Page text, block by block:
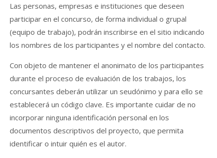
Las personas, empresas e instituciones que deseen
participar en el concurso, de forma individual o grupal
(equipo de trabajo), podrán inscribirse en el sitio indicando
los nombres de los participantes y el nombre del contacto.
Con objeto de mantener el anonimato de los participantes
durante el proceso de evaluación de los trabajos, los
concursantes deberán utilizar un seudónimo y para ello se
establecerá un código clave. Es importante cuidar de no
incorporar ninguna identificación personal en los
documentos descriptivos del proyecto, que permita
identificar o intuir quién es el autor.